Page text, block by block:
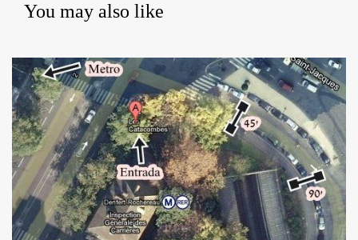
You may also like